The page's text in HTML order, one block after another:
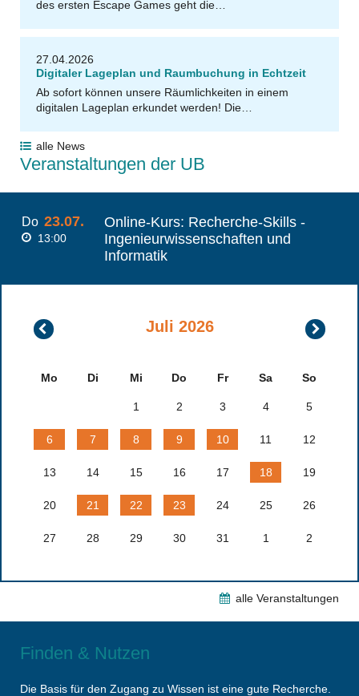
des ersten Escape Games geht die…
27.04.2026
Digitaler Lageplan und Raumbuchung in Echtzeit
Ab sofort können unsere Räumlichkeiten in einem
digitalen Lageplan erkundet werden! Die…
alle News
Veranstaltungen der UB
Do 23.07.
13:00
Online-Kurs: Recherche-Skills -
Ingenieurwissenschaften und
Informatik
Juni
2026
Juli 2026
August
2026
Mo Di Mi Do Fr Sa So
1 2 3 4 5
6 7 8 9 10 11 12
13 14 15 16 17 18 19
20 21 22 23 24 25 26
27 28 29 30 31 1 2
alle Veranstaltungen
Finden & Nutzen
Die Basis für den Zugang zu Wissen ist eine gute Recherche.